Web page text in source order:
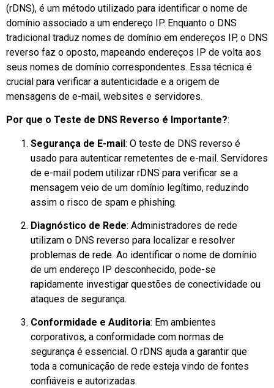
(rDNS), é um método utilizado para identificar o nome de
domínio associado a um endereço IP. Enquanto o DNS
tradicional traduz nomes de domínio em endereços IP, o DNS
reverso faz o oposto, mapeando endereços IP de volta aos
seus nomes de domínio correspondentes. Essa técnica é
crucial para verificar a autenticidade e a origem de
mensagens de e-mail, websites e servidores.
Por que o Teste de DNS Reverso é Importante?:
Segurança de E-mail: O teste de DNS reverso é
usado para autenticar remetentes de e-mail. Servidores
de e-mail podem utilizar rDNS para verificar se a
mensagem veio de um domínio legítimo, reduzindo
assim o risco de spam e phishing.
Diagnóstico de Rede: Administradores de rede
utilizam o DNS reverso para localizar e resolver
problemas de rede. Ao identificar o nome de domínio
de um endereço IP desconhecido, pode-se
rapidamente investigar questões de conectividade ou
ataques de segurança.
Conformidade e Auditoria: Em ambientes
corporativos, a conformidade com normas de
segurança é essencial. O rDNS ajuda a garantir que
toda a comunicação de rede esteja vindo de fontes
confiáveis e autorizadas.